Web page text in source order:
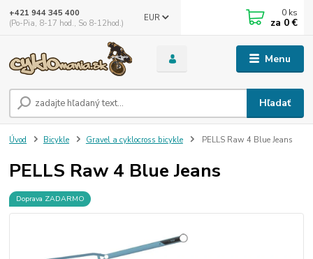
Menu
EUR
Hľadať
+421 944 345 400
(Po-Pia, 8-17 hod., So 8-12hod.)
0 ks
za 0 €
Úvod Bicykle Gravel a cyklocross bicykle PELLS Raw 4 Blue Jeans
PELLS Raw 4 Blue Jeans
Doprava ZADARMO